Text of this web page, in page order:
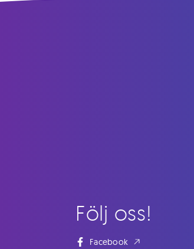
Följ oss!
Facebook